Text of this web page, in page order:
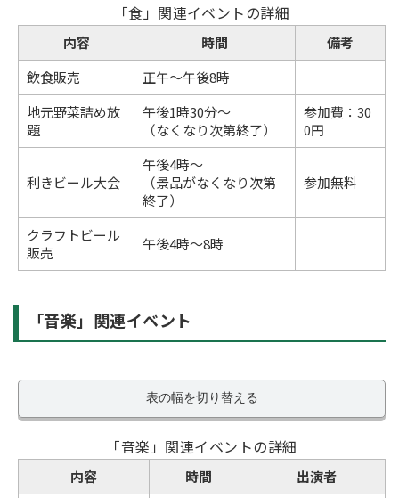
「食」関連イベントの詳細
内容 時間
備考
飲食販売
正午～午後8時
地元野菜詰め放
題
午後1時30分～
（なくなり次第終了）
参加費：30
0円
利きビール大会
午後4時～
（景品がなくなり次第
終了）
参加無料
クラフトビール
販売
午後4時～8時
「音楽」関連イベント
表の幅を切り替える
「音楽」関連イベントの詳細
内容 時間 出演者